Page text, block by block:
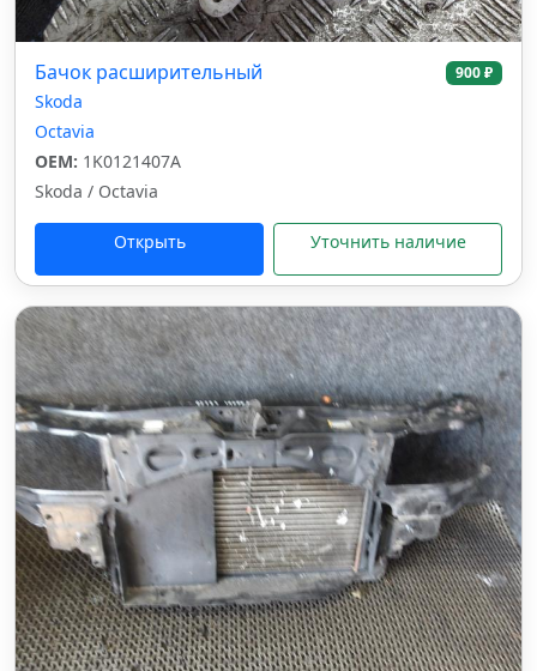
Бачок расширительный 900 ₽
Skoda
Octavia
OEM: 1K0121407A
Skoda / Octavia
Открыть Уточнить наличие